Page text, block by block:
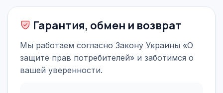
Гарантия, обмен и возврат
Мы работаем согласно Закону Украины «О
защите прав потребителей» и заботимся о
вашей уверенности.